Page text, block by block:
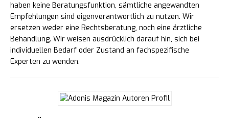
haben keine Beratungsfunktion, sämtliche angewandten
Empfehlungen sind eigenverantwortlich zu nutzen. Wir
ersetzen weder eine Rechtsberatung, noch eine ärztliche
Behandlung. Wir weisen ausdrücklich darauf hin, sich bei
individuellen Bedarf oder Zustand an fachspezifische
Experten zu wenden.